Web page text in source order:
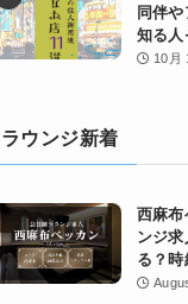
同伴
知る人
10月
ラウンジ新着
西麻布
ンジ
る？